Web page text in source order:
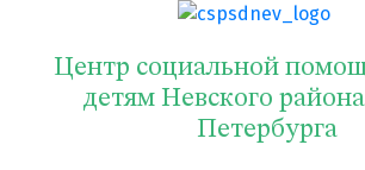
Центр социальной
детям Невского
Петербурга